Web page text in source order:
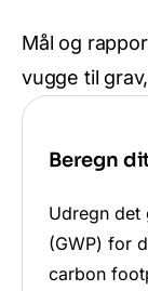
Mål og
vugge til
Beregn
Udregn det
(GWP) for
carbon